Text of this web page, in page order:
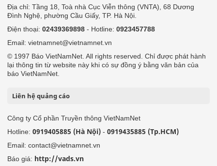
Địa chỉ: Tầng 18, Toà nhà Cục Viễn thông (VNTA), 68 Dương
Đình Nghệ, phường Cầu Giấy, TP. Hà Nội.
Điện thoại: 02439369898 - Hotline: 0923457788
Email: vietnamnet@vietnamnet.vn
© 1997 Báo VietNamNet. All rights reserved. Chỉ được phát hành
lại thông tin từ website này khi có sự đồng ý bằng văn bản của
báo VietNamNet.
Liên hệ quảng cáo
Công ty Cổ phần Truyền thông VietNamNet
Hotline: 0919405885 (Hà Nội) - 0919435885 (Tp.HCM)
Email: contact@vietnamnet.vn
Báo giá: http://vads.vn